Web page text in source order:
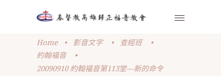
Home • 影音文字 • 查經班
•
約翰福音
•
20090910 約翰福音第113堂—新的命令